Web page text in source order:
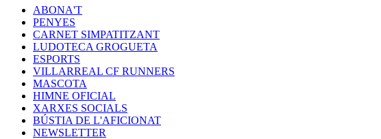
ABONA'T
PENYES
CARNET SIMPATITZANT
LUDOTECA GROGUETA
ESPORTS
VILLARREAL CF RUNNERS
MASCOTA
HIMNE OFICIAL
XARXES SOCIALS
BÚSTIA DE L'AFICIONAT
NEWSLETTER